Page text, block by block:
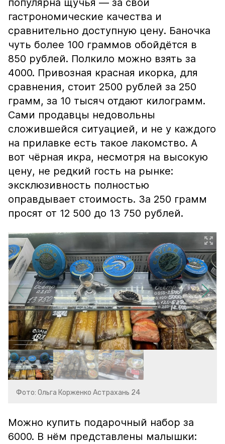
популярна щучья — за свои
гастрономические качества и
сравнительно доступную цену. Баночка
чуть более 100 граммов обойдётся в
850 рублей. Полкило можно взять за
4000. Привозная красная икорка, для
сравнения, стоит 2500 рублей за 250
грамм, за 10 тысяч отдают килограмм.
Сами продавцы недовольны
сложившейся ситуацией, и не у каждого
на прилавке есть такое лакомство. А
вот чёрная икра, несмотря на высокую
цену, не редкий гость на рынке:
эксклюзивность полностью
оправдывает стоимость. За 250 грамм
просят от 12 500 до 13 750 рублей.
Фото: Ольга Корженко Астрахань 24
Можно купить подарочный набор за
6000. В нём представлены малышки: